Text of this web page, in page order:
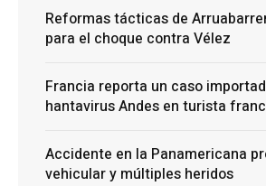
Reformas tácticas de
para el choque contra Vélez
Francia reporta un caso
hantavirus Andes en turista
Accidente en la Panamericana
vehicular y múltiples heridos